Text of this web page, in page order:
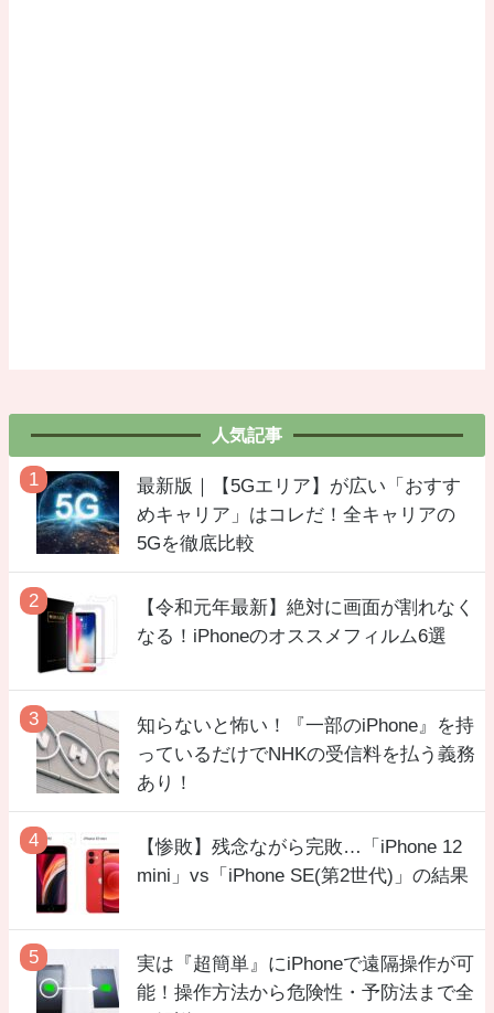
人気記事
最新版｜【5Gエリア】が広い「おすす
めキャリア」はコレだ！全キャリアの
5Gを徹底比較
【令和元年最新】絶対に画面が割れなく
なる！iPhoneのオススメフィルム6選
知らないと怖い！『一部のiPhone』を持
っているだけでNHKの受信料を払う義務
あり！
【惨敗】残念ながら完敗…「iPhone 12
mini」vs「iPhone SE(第2世代)」の結果
実は『超簡単』にiPhoneで遠隔操作が可
能！操作方法から危険性・予防法まで全